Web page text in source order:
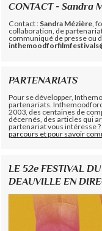
CONTACT - Sandra
Contact : Sandra Mézière ,
collaboration, de
communiqué de presse ou
PARTENARIATS
Pour se développer,
partenariats.
2003, des centaines de
décernés, des articles qui
partenariat vous intéresse ?
parcours et pour savoir
LE 52e FESTIVAL
DEAUVILLE EN